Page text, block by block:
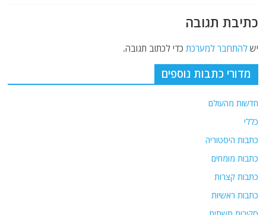
כתיבת תגובה
ישלהתחבר למערכת כדי לכתוב תגובה.
מדורי כתבות נוספים
חדשות מהעולם
כללי
כתבות היסטוריה
כתבות מומחים
כתבות קצרות
כתבות ראשיות